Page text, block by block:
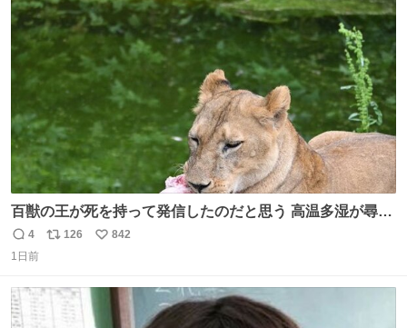
かできたらなぁと思いました。
ト
数
数
百獣の王が死を持って発信したのだと思う 高温多湿が尋常
でない日本の夏 どうか早急に飼育の環境を見直して 動物の
命を護ってください…と 治療中のライオンが助かりますよ
動物公園にて 残念ながら個体の識別は出来ません
返
信
4
リ
126
い
842
1日前